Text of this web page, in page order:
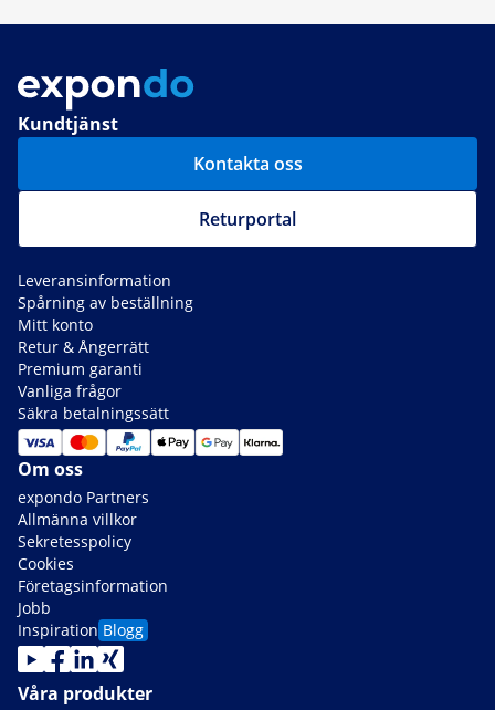
Kundtjänst
Kontakta oss
Returportal
Leveransinformation
Spårning av beställning
Mitt konto
Retur & Ångerrätt
Premium garanti
Vanliga frågor
Säkra betalningssätt
Om oss
expondo Partners
Allmänna villkor
Sekretesspolicy
Cookies
Företagsinformation
Jobb
Inspiration Blogg
Våra produkter